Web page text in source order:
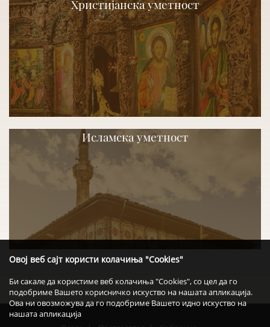
Овој веб сајт користи колачиња "Cookies"
Би сакале да користиме веб колачиња "Cookies", со цел да го
подобриме Вашето корисничко искуство на нашата апликација.
Ова ни овозможува да го подобриме Вашето идно искуство на
нашата апликација
Христијанска уметност
Исламска уметност